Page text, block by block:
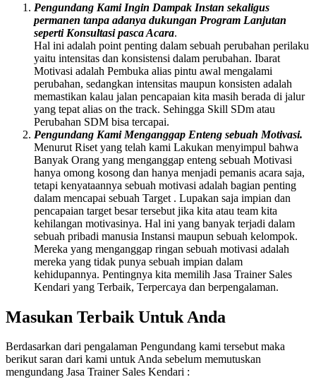
Pengundang Kami Ingin Dampak Instan sekaligus
permanen tanpa adanya dukungan Program Lanjutan
seperti Konsultasi pasca Acara.
Hal ini adalah point penting dalam sebuah perubahan perilaku
yaitu intensitas dan konsistensi dalam perubahan. Ibarat
Motivasi adalah Pembuka alias pintu awal mengalami
perubahan, sedangkan intensitas maupun konsisten adalah
memastikan kalau jalan pencapaian kita masih berada di jalur
yang tepat alias on the track. Sehingga Skill SDm atau
Perubahan SDM bisa tercapai.
Pengundang Kami Menganggap Enteng sebuah Motivasi.
Menurut Riset yang telah kami Lakukan menyimpul bahwa
Banyak Orang yang menganggap enteng sebuah Motivasi
hanya omong kosong dan hanya menjadi pemanis acara saja,
tetapi kenyataannya sebuah motivasi adalah bagian penting
dalam mencapai sebuah Target . Lupakan saja impian dan
pencapaian target besar tersebut jika kita atau team kita
kehilangan motivasinya. Hal ini yang banyak terjadi dalam
sebuah pribadi manusia Instansi maupun sebuah kelompok.
Mereka yang menganggap ringan sebuah motivasi adalah
mereka yang tidak punya sebuah impian dalam
kehidupannya. Pentingnya kita memilih Jasa Trainer Sales
Kendari yang Terbaik, Terpercaya dan berpengalaman.
Masukan Terbaik Untuk Anda
Berdasarkan dari pengalaman Pengundang kami tersebut maka
berikut saran dari kami untuk Anda sebelum memutuskan
mengundang Jasa Trainer Sales Kendari :